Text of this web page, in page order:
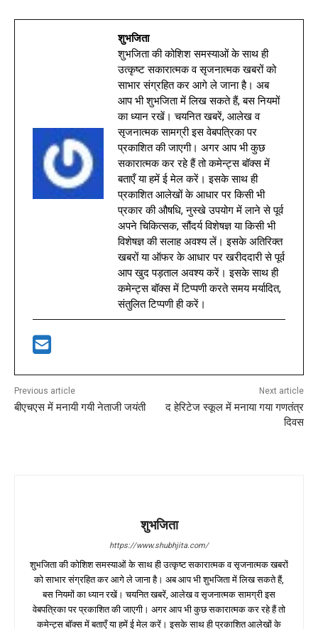
शुभजिता
शुभजिता की कोशिश समस्याओं के साथ ही
उत्कृष्ट सकारात्मक व सृजनात्मक खबरों को
साभार संग्रहित कर आगे ले जाना है। अब
आप भी शुभजिता में लिख सकते हैं, बस नियमों
का ध्यान रखें। चयनित खबरें, आलेख व
सृजनात्मक सामग्री इस वेबपत्रिका पर
प्रकाशित की जाएगी। अगर आप भी कुछ
सकारात्मक कर रहे हैं तो कमेन्ट्स बॉक्स में
बताएँ या हमें ई मेल करें। इसके साथ ही
प्रकाशित आलेखों के आधार पर किसी भी
प्रकार की औषधि, नुस्खे उपयोग में लाने से पूर्व
अपने चिकित्सक, सौंदर्य विशेषज्ञ या किसी भी
विशेषज्ञ की सलाह अवश्य लें। इसके अतिरिक्त
खबरों या ऑफर के आधार पर खरीददारी से पूर्व
आप खुद पड़ताल अवश्य करें। इसके साथ ही
कमेन्ट्स बॉक्स में टिप्पणी करते समय मर्यादित,
संतुलित टिप्पणी ही करें।
Previous article
बीएचएस में मनायी गयी नेताजी जयंती
Next article
द हेरिटेज स्कूल में मनाया गया गणतंत्र
दिवस
शुभजिता
https://www.shubhjita.com/
शुभजिता की कोशिश समस्याओं के साथ ही उत्कृष्ट सकारात्मक व सृजनात्मक खबरों
को साभार संग्रहित कर आगे ले जाना है। अब आप भी शुभजिता में लिख सकते हैं,
बस नियमों का ध्यान रखें। चयनित खबरें, आलेख व सृजनात्मक सामग्री इस
वेबपत्रिका पर प्रकाशित की जाएगी। अगर आप भी कुछ सकारात्मक कर रहे हैं तो
कमेन्ट्स बॉक्स में बताएँ या हमें ई मेल करें। इसके साथ ही प्रकाशित आलेखों के